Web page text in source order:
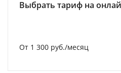
Выбрать тариф на
От 1 300 руб./месяц